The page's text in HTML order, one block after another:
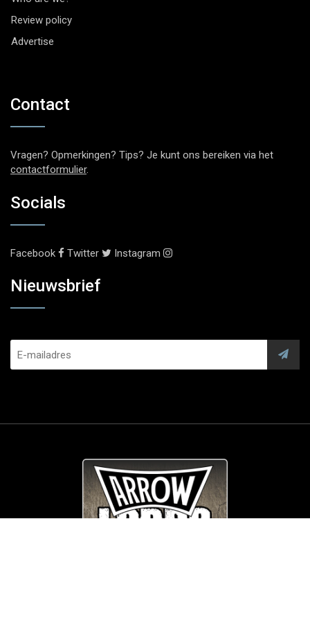
Review policy
Advertise
Contact
Vragen? Opmerkingen? Tips? Je kunt ons bereiken via het
contactformulier.
Socials
Facebook Twitter Instagram
Nieuwsbrief